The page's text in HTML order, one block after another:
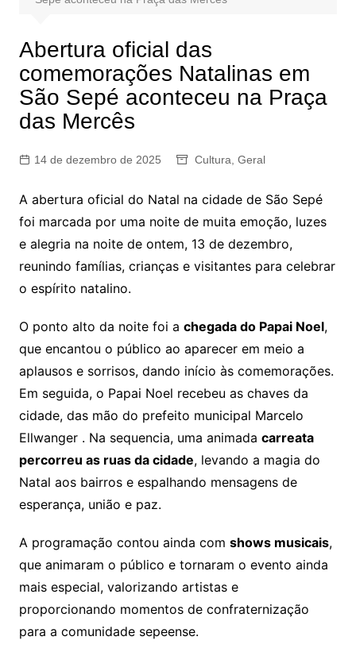
Abertura oficial das
comemorações Natalinas em
São Sepé aconteceu na Praça
das Mercês
14 de dezembro de 2025 Cultura Geral
A abertura oficial do Natal na cidade de São Sepé
foi marcada por uma noite de muita emoção, luzes
e alegria na noite de ontem, 13 de dezembro,
reunindo famílias, crianças e visitantes para celebrar
o espírito natalino.
O ponto alto da noite foi a chegada do Papai Noel,
que encantou o público ao aparecer em meio a
aplausos e sorrisos, dando início às comemorações.
Em seguida, o Papai Noel recebeu as chaves da
cidade, das mão do prefeito municipal Marcelo
Ellwanger . Na sequencia, uma animada carreata
percorreu as ruas da cidade, levando a magia do
Natal aos bairros e espalhando mensagens de
esperança, união e paz.
A programação contou ainda com shows musicais,
que animaram o público e tornaram o evento ainda
mais especial, valorizando artistas e
proporcionando momentos de confraternização
para a comunidade sepeense.